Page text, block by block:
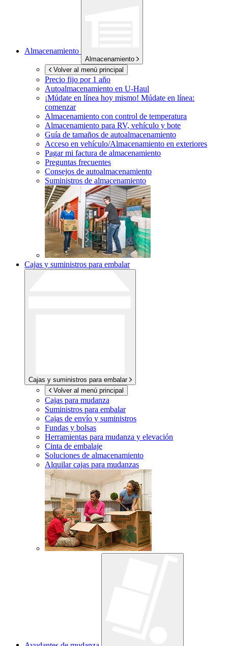
Almacenamiento
Almacenamiento
Volver al menú principal
Precio fijo por 1 año
Autoalmacenamiento en U-Haul
¡Múdate en línea hoy mismo! Múdate en línea:
comenzar
Almacenamiento con control de temperatura
Almacenamiento para RV, vehículo y bote
Guía de tamaños de autoalmacenamiento
Acceso en vehículo/Almacenamiento en exteriores
Pagar mi factura de almacenamiento
Preguntas frecuentes
Consejos de autoalmacenamiento
Suministros de almacenamiento
Cajas y suministros para embalar
Cajas y suministros para embalar
Volver al menú principal
Cajas para mudanza
Suministros para embalar
Cajas de envío y suministros
Fundas y bolsas
Herramientas para mudanza y elevación
Cinta de embalaje
Soluciones de almacenamiento
Alquilar cajas para mudanzas